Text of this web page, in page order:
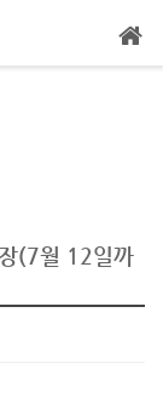
(7월 12일까